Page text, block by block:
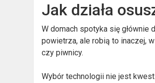
Jak działa
W domach spotyka się głównie
powietrza, ale robią to inaczej,
czy piwnicy.
Wybór technologii nie jest